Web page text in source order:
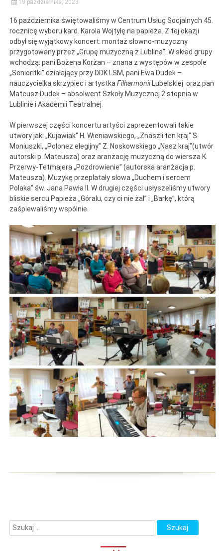
19 października, 2023
16 października świętowaliśmy w Centrum Usług Socjalnych 45.
rocznicę wyboru kard. Karola Wojtyłę na papieża. Z tej okazji
odbył się wyjątkowy koncert: montaż słowno-muzyczny
przygotowany przez „Grupę muzyczną z Lublina”. W skład grupy
wchodzą: pani Bożena Korżan – znana z występów w zespole
„Senioritki” działający przy DDK LSM, pani Ewa Dudek –
nauczycielka skrzypiec i artystkaFilharmoniiLubelskiej oraz pan
Mateusz Dudek – absolwent Szkoły Muzycznej 2 stopnia w
Lublinie i Akademii Teatralnej.
W pierwszej części koncertu artyści zaprezentowali takie
utwory jak: „Kujawiak” H. Wieniawskiego, „Znaszli ten kraj” S.
Moniuszki, „Polonez elegijny” Z. Noskowskiego „Nasz kraj”(utwór
autorski p. Mateusza) oraz aranżację muzyczną do wiersza K.
Przerwy-Tetmajera „Pozdrowienie” (autorska aranżacja p.
Mateusza). Muzykę przeplatały słowa „Duchem i sercem
Polaka” św. Jana Pawła II. W drugiej części usłyszeliśmy utwory
bliskie sercu Papieża „Góralu, czy ci nie żal” i „Barkę”, którą
zaśpiewaliśmy wspólnie.